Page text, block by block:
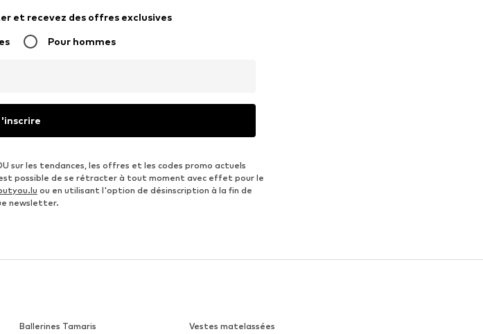
et recevez des offres exclusives
Pour hommes
sur les tendances, les offres et les codes promo actuels
possible de se rétracter à tout moment avec effet pour le
ou en utilisant l'option de désinscription à la fin de
newsletter.
Ballerines Tamaris
Vestes matelassées